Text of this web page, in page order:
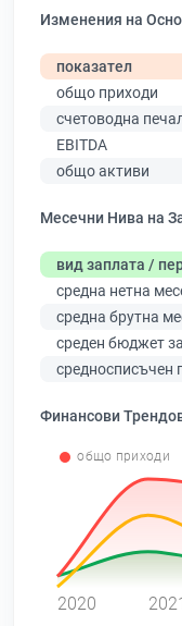
Изменения на
показател
общо приходи
счетоводна
EBITDA
общо активи
Месечни Нива на
вид заплата /
средна нетна
средна брутна
среден бюджет
средносписъчен
Финансови
общо приходи
2020 2021